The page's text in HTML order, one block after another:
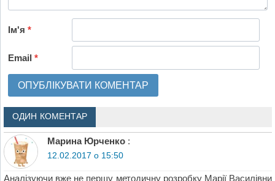
Ім'я*
Email*
ОДИН КОМЕНТАР
Марина Юрченко :
12.02.2017 о 15:50
Аналізуючи вже не першу методичну розробку Марії Василівни